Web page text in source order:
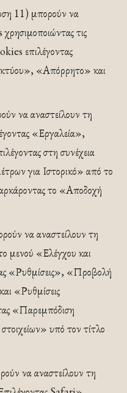
11) μπορούν να
τις
επιλέγοντας
«Απόρρητο» και
να αναστείλουν τη
«Εργαλεία»,
στη συνέχεια
για Ιστορικό» από το
το «Αποδοχή
να αναστείλουν τη
μενού «Ελέγχου και
«Ρυθμίσεις», «Προβολή
«Ρυθμίσεις
«Παρεμπόδιση
υπό τον τίτλο
να αναστείλουν τη